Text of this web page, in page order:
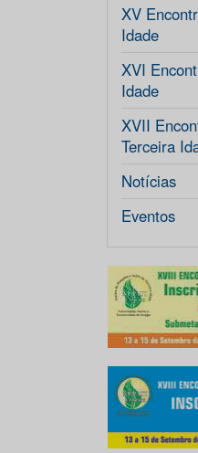
XV
Idade
XVI
Idade
XVII
Terceira
Notícias
Eventos